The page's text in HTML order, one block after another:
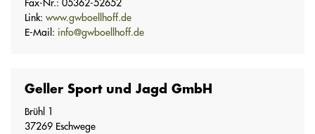
Fax-Nr.: 05362-52652
Link: www.gwboellhoff.de
E-Mail: info@gwboellhoff.de
Geller Sport und Jagd GmbH
Brühl 1
37269 Eschwege